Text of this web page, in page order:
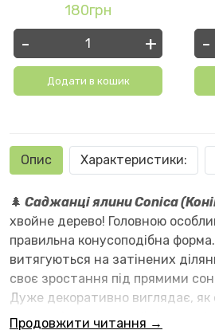
180грн
- +
Додати в кошик
-
Опис Характеристики:
🌲 Саджанці ялини Conica
хвойне дерево! Головною
правильна конусоподібна форма.
витягуються на затінених
своє зростання під прямими
Дуже декоративно виглядає, як
ландшафтному дизайні на
Продовжити читання →